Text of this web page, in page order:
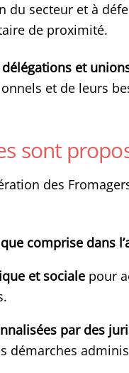
du secteur et à
de proximité.
délégations et
et de leurs
sont
des
comprise dans
et socialepour
par des
démarches